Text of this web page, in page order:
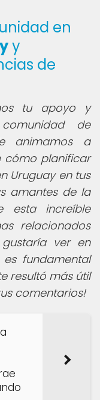
en
y
de
tu apoyo y
de
animamos a
cómo planificar
Uruguay en tus
amantes de la
esta increíble
relacionados
ver en
fundamental
resultó más útil
comentarios!